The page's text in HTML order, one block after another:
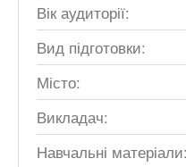
Вік аудиторії:
Вид підготовки:
Місто:
Викладач:
Навчальні матеріали: